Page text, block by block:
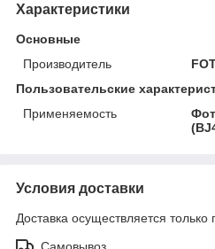
Характеристики
Основные
Производитель
Пользовательские
Применяемость
Условия доставки
Доставка осуществляется только
Самовывоз